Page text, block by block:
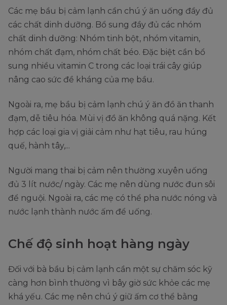
Các mẹ bầu bị cảm lạnh cần chú ý ăn uống đầy đủ
các chất dinh dưỡng. Bổ sung đầy đủ các nhóm
chất dinh dưỡng: Nhóm tinh bột, nhóm vitamin,
nhóm chất đạm, nhóm chất béo. Đặc biệt cần bổ
sung nhiều vitamin C trong các loại trái cây giúp
nâng cao sức đề kháng của mẹ bầu.
Ngoài ra, mẹ bầu bị cảm lạnh chú ý ăn đồ ăn thanh
đạm, dễ tiêu hóa. Mùi vị đồ ăn không quá nặng. Kết
hợp các loại gia vị giải cảm như hạt tiêu, rau húng
quế, hành tây,...
Người mang thai bị cảm nên thường xuyên uống
đủ 3 lít nước/ ngày. Các mẹ nên dùng nước đun sôi
để nguội. Ngoài ra, các mẹ có thể pha nước nóng và
nước lạnh thành nước ấm để uống.
Chế độ sinh hoạt hàng ngày
Đối với bà bầu bị cảm lạnh cần một sự chăm sóc kỹ
càng hơn bình thường vì bây giờ sức khỏe các mẹ
khá yếu. Các mẹ nên chú ý giữ ấm cơ thể bằng